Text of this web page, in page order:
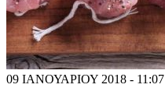
09 ΙΑΝΟΥΑΡΙΟΥ 2018 - 11:07